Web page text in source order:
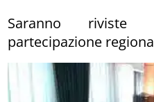
Saranno riviste
partecipazione